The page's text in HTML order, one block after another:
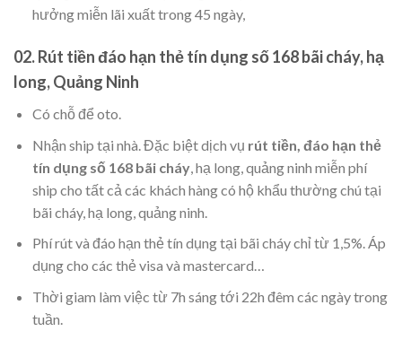
hưởng miễn lãi xuất trong 45 ngày,
02. Rút tiền đáo hạn thẻ tín dụng số 168 bãi cháy, hạ
long, Quảng Ninh
Có chỗ để oto.
Nhận ship tại nhà. Đặc biệt dịch vụ rút tiền, đáo hạn thẻ
tín dụng số 168 bãi cháy, hạ long, quảng ninh miễn phí
ship cho tất cả các khách hàng có hộ khẩu thường chú tại
bãi cháy, hạ long, quảng ninh.
Phí rút và đáo hạn thẻ tín dụng tại bãi cháy chỉ từ 1,5%. Áp
dụng cho các thẻ visa và mastercard…
Thời giam làm việc từ 7h sáng tới 22h đêm các ngày trong
tuần.